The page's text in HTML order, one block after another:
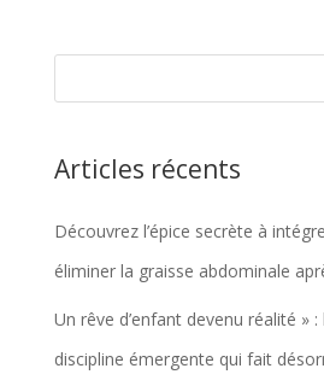
Articles récents
Découvrez l’épice secrète à
éliminer la graisse abdominale
Un rêve d’enfant devenu réalité »
discipline émergente qui fait